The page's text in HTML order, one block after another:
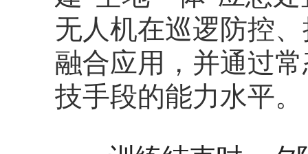
无人机在巡逻防控
融合应用，并通过
技手段的能力水平。